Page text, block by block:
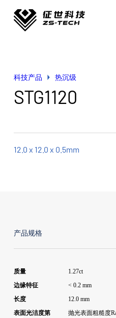
科技产品 热沉级
STG1120
12.0 x 12.0 x 0.5mm
产品规格
质量 1.27ct
边缘特征 < 0.2 mm
长度 12.0 mm
表面光洁度第
抛光表面粗糙度